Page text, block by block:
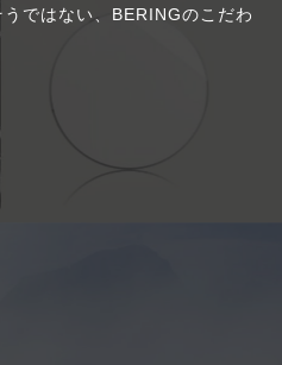
ではない、BERINGのこだわ